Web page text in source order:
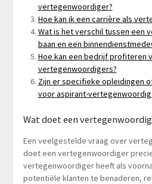
vertegenwoordiger?
Hoe kan ik een carrière als
Wat is het verschil tussen een
baan en een
Hoe kan een bedrijf profiteren
vertegenwoordigers?
Zijn er specifieke opleidingen
voor aspirant-
Wat doet een
Een veelgestelde vraag over
doet een vertegenwoordiger
vertegenwoordiger heeft als
potentiële klanten te benaderen,